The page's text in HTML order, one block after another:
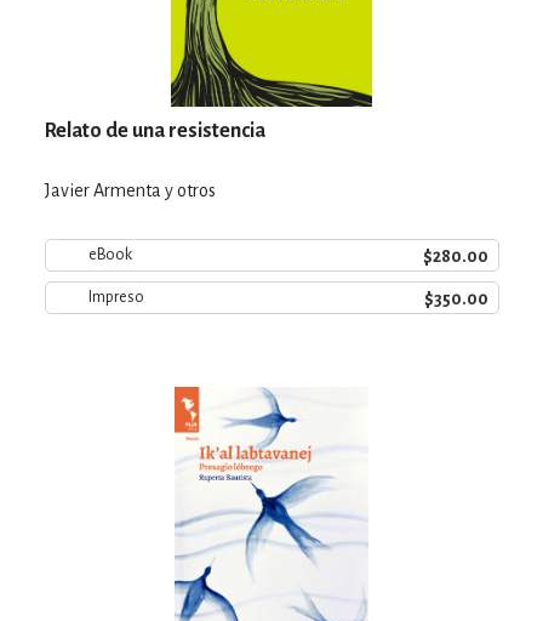
Relato de una resistencia
Javier Armenta y otros
eBook $280.00
Impreso $350.00